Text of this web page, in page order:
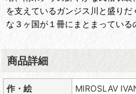
を支えているガンジス川と盛り
な３ヶ国が１冊にまとまっている
商品詳細
作・絵
MIROSLAV